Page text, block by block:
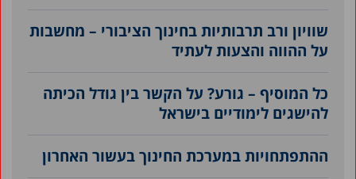
שוויון ורב תרבותיות בחינוך הציבורי – מחשבות
על ההווה והצעות לעתיד
כל המוסיף – גורע? על הקשר בין גודל הכיתה
להישגים לימודיים בישראל
ההתפתחויות במערכת החינוך בעשור האחרון